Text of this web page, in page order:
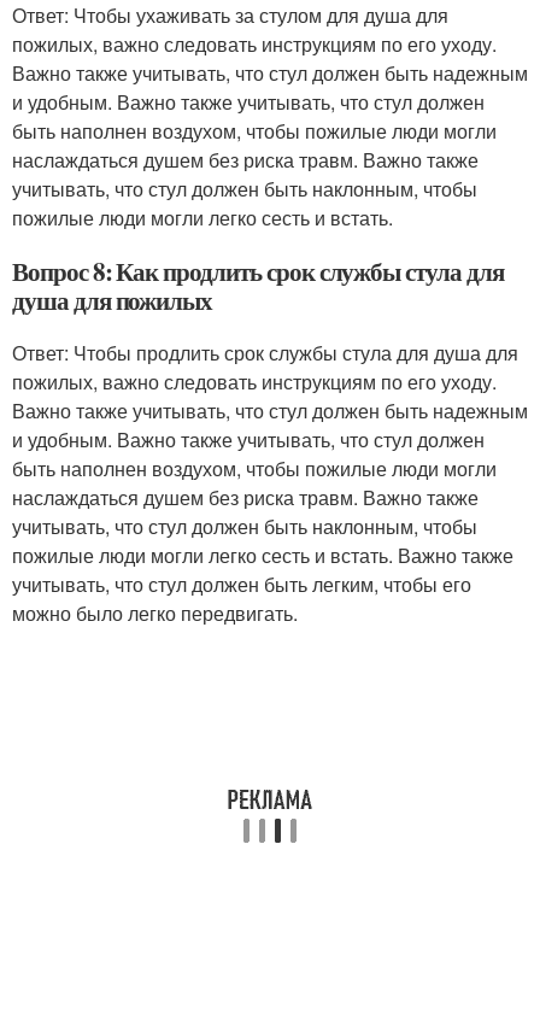
Ответ: Чтобы ухаживать за стулом для душа для
пожилых, важно следовать инструкциям по его уходу.
Важно также учитывать, что стул должен быть надежным
и удобным. Важно также учитывать, что стул должен
быть наполнен воздухом, чтобы пожилые люди могли
наслаждаться душем без риска травм. Важно также
учитывать, что стул должен быть наклонным, чтобы
пожилые люди могли легко сесть и встать.
Вопрос 8: Как продлить срок службы стула для
душа для пожилых
Ответ: Чтобы продлить срок службы стула для душа для
пожилых, важно следовать инструкциям по его уходу.
Важно также учитывать, что стул должен быть надежным
и удобным. Важно также учитывать, что стул должен
быть наполнен воздухом, чтобы пожилые люди могли
наслаждаться душем без риска травм. Важно также
учитывать, что стул должен быть наклонным, чтобы
пожилые люди могли легко сесть и встать. Важно также
учитывать, что стул должен быть легким, чтобы его
можно было легко передвигать.